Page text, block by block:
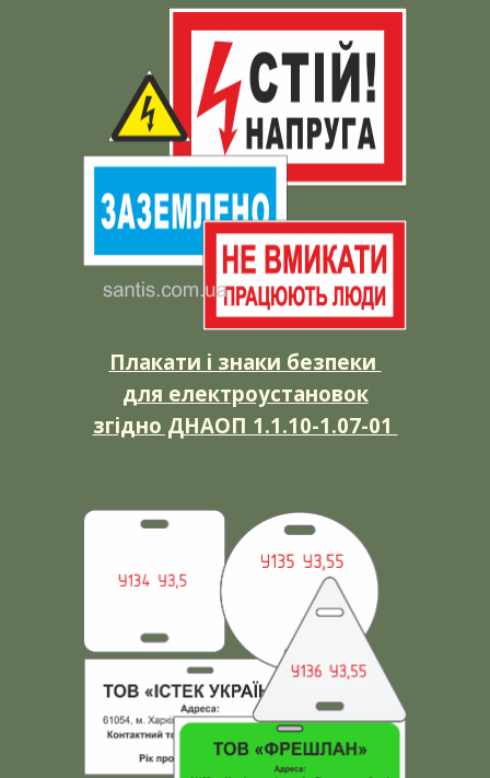
Плакати і знаки безпеки
для електроустановок
згідно ДНАОП 1.1.10-1.07-01